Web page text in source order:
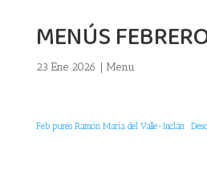
MENÚS
23 Ene 2026 | Menu
Feb purés Ramón María del Valle-Inclán